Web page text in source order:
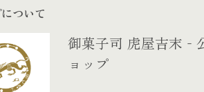
ついて
御菓子司 虎屋吉末‐
ョップ